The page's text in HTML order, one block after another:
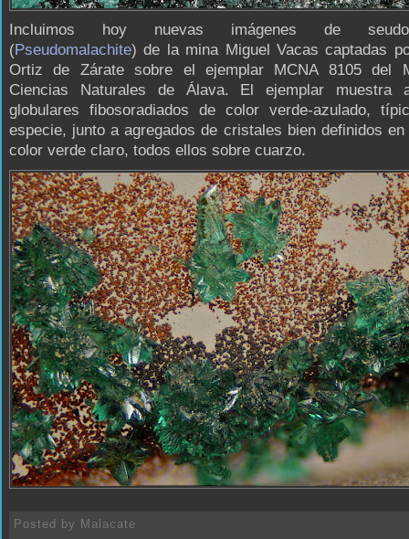
Incluimos hoy nuevas imágenes de
(Pseudomalachite) de la mina Miguel Vacas captadas
Ortiz de Zárate sobre el ejemplar MCNA 8105 del
Ciencias Naturales de Álava. El ejemplar muestra
globulares fibosoradiados de color verde-azulado,
especie, junto a agregados de cristales bien definidos
color verde claro, todos ellos sobre cuarzo.
Posted by Malacate